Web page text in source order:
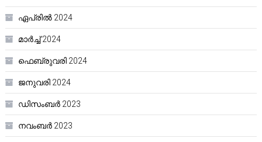
ഏപ്രിൽ 2024
മാർച്ച്‌ 2024
ഫെബ്രുവരി 2024
ജനുവരി 2024
ഡിസംബർ 2023
നവംബർ 2023